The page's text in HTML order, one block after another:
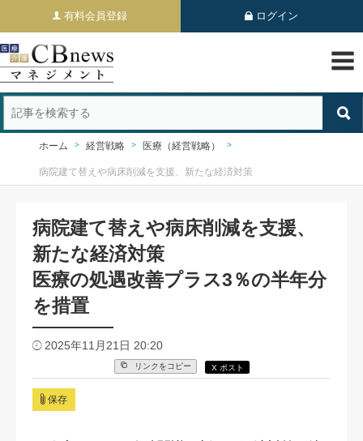
有料会員登録 ログイン
ホーム 経営戦略 医療（経営戦略）
病院建て替えや病床削減を支援、新たな経済対策
病院建て替えや病床削減を支援、
新たな経済対策
医療の処遇改善プラス3％の半年分
を措置
2025年11月21日 20:20
リンクをコピー X ポスト
保存